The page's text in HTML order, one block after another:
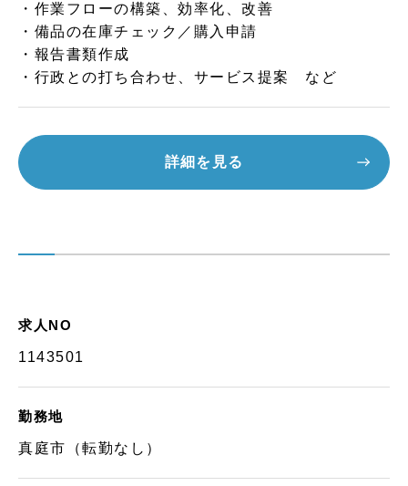
・作業フローの構築、効率化、改善
・備品の在庫チェック／購入申請
・報告書類作成
・行政との打ち合わせ、サービス提案 など
詳細を見る
求人NO
1143501
勤務地
真庭市（転勤なし）